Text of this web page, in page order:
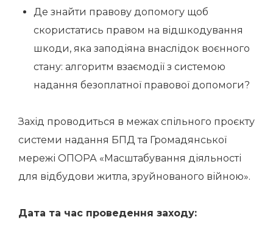
Де знайти правову допомогу щоб
скористатись правом на відшкодування
шкоди, яка заподіяна внаслідок воєнного
стану: алгоритм взаємодії з системою
надання безоплатної правової допомоги?
Захід проводиться в межах спільного проєкту
системи надання БПД та Громадянської
мережі ОПОРА «Масштабування діяльності
для відбудови житла, зруйнованого війною».
Дата та час проведення заходу: